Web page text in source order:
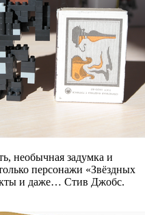
необычная задумка и
персонажи «Звёздных
и даже… Стив Джобс.